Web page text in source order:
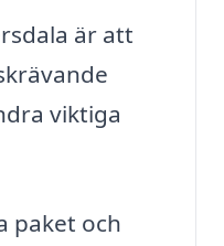
är att
viktiga
paket och